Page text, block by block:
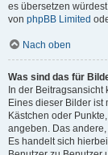
es übersetzen
von phpBB Limited
Nach oben
Was sind das für
In der
Eines dieser Bilder ist
Kästchen oder
angeben. Das
Es handelt sich